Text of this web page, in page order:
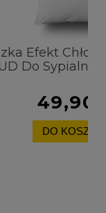
70x80 ICE
w 60°C